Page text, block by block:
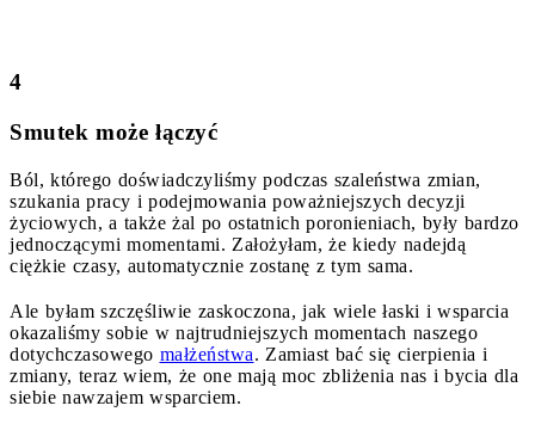
4
Smutek może łączyć
Ból, którego doświadczyliśmy podczas szaleństwa zmian,
szukania pracy i podejmowania poważniejszych decyzji
życiowych, a także żal po ostatnich poronieniach, były bardzo
jednoczącymi momentami. Założyłam, że kiedy nadejdą
ciężkie czasy, automatycznie zostanę z tym sama.
Ale byłam szczęśliwie zaskoczona, jak wiele łaski i wsparcia
okazaliśmy sobie w najtrudniejszych momentach naszego
dotychczasowego małżeństwa. Zamiast bać się cierpienia i
zmiany, teraz wiem, że one mają moc zbliżenia nas i bycia dla
siebie nawzajem wsparciem.